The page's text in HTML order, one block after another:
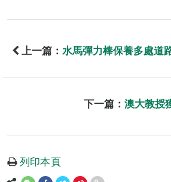
上一篇： 水馬彈力棒保養多處道
下一篇： 澳大教授
列印本頁